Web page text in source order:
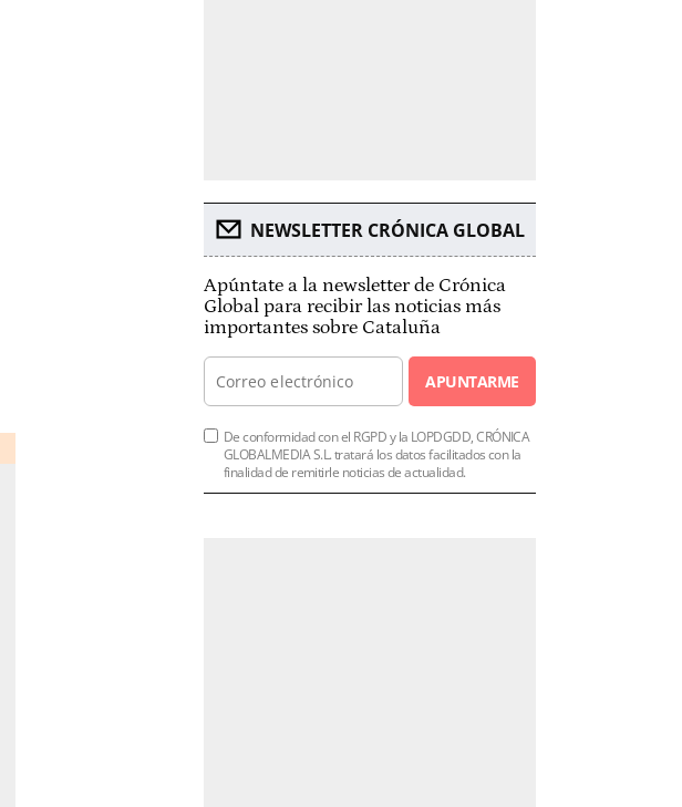
NEWSLETTER CRÓNICA GLOBAL
Apúntate a la newsletter de Crónica
Global para recibir las noticias más
importantes sobre Cataluña
APUNTARME
De conformidad con el RGPD y la LOPDGDD, CRÓNICA
GLOBALMEDIA S.L. tratará los datos facilitados con la
finalidad de remitirle noticias de actualidad.